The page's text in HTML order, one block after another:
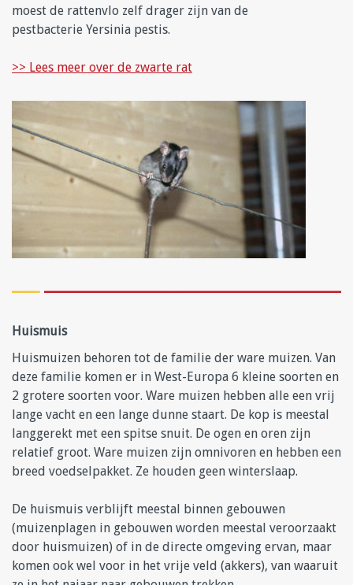
moest de rattenvlo zelf drager zijn van de
pestbacterie Yersinia pestis.
>> Lees meer over de zwarte rat
Huismuis
Huismuizen behoren tot de familie der ware muizen. Van
deze familie komen er in West-Europa 6 kleine soorten en
2 grotere soorten voor. Ware muizen hebben alle een vrij
lange vacht en een lange dunne staart. De kop is meestal
langgerekt met een spitse snuit. De ogen en oren zijn
relatief groot. Ware muizen zijn omnivoren en hebben een
breed voedselpakket. Ze houden geen winterslaap.
De huismuis verblijft meestal binnen gebouwen
(muizenplagen in gebouwen worden meestal veroorzaakt
door huismuizen) of in de directe omgeving ervan, maar
komen ook wel voor in het vrije veld (akkers), van waaruit